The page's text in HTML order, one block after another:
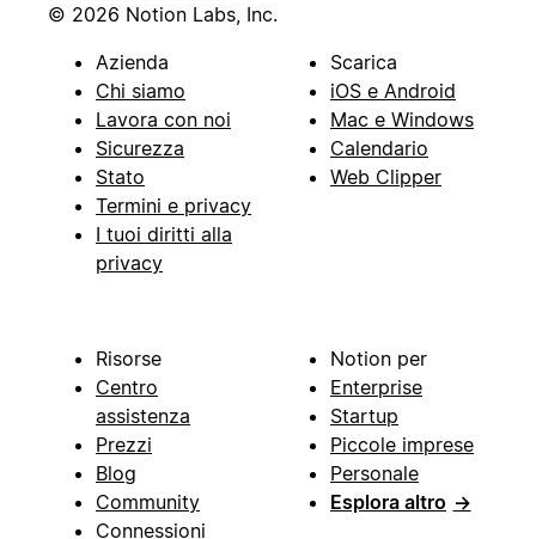
© 2026 Notion Labs, Inc.
Azienda
Chi siamo
Lavora con noi
Sicurezza
Stato
Termini e privacy
I tuoi diritti alla
privacy
Scarica
iOS e Android
Mac e Windows
Calendario
Web Clipper
Risorse
Centro
assistenza
Prezzi
Blog
Community
Connessioni
Notion per
Enterprise
Startup
Piccole imprese
Personale
Esplora altro →